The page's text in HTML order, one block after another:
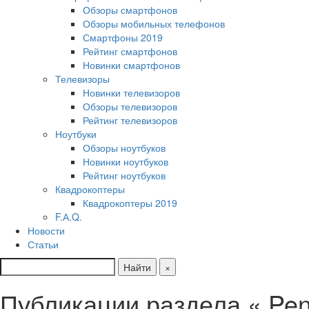
Обзоры смартфонов
Обзоры мобильных телефонов
Смартфоны 2019
Рейтинг смартфонов
Новинки смартфонов
Телевизоры
Новинки телевизоров
Обзоры телевизоров
Рейтинг телевизоров
Ноутбуки
Обзоры ноутбуков
Новинки ноутбуков
Рейтинг ноутбуков
Квадрокоптеры
Квадрокоптеры 2019
F.А.Q.
Новости
Статьи
Найти
×